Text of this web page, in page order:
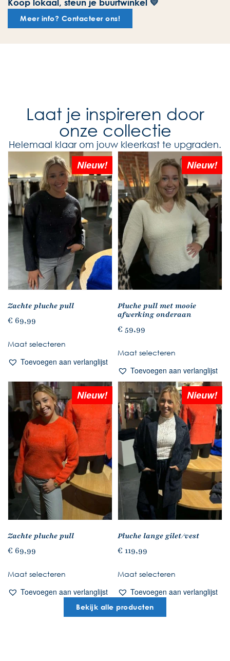
Koop lokaal, steun je buurtwinkel 💛
Meer info? Contacteer ons!
Laat je inspireren door
onze collectie
Helemaal klaar om jouw kleerkast te upgraden.
Nieuw!
Zachte pluche pull
€ 69,99
Maat selecteren
Toevoegen aan verlanglijst
Nieuw!
Pluche pull met mooie
afwerking onderaan
€ 59,99
Maat selecteren
Toevoegen aan verlanglijst
Nieuw!
Zachte pluche pull
€ 69,99
Maat selecteren
Toevoegen aan verlanglijst
Nieuw!
Pluche lange gilet/vest
€ 119,99
Maat selecteren
Toevoegen aan verlanglijst
Bekijk alle producten